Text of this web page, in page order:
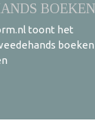
toont het
boeken